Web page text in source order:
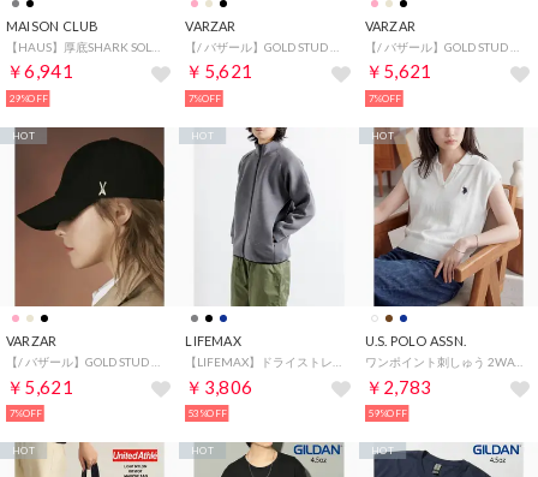
MAISON CLUB
￥6,941
29%OFF
VARZAR
￥5,621
7%OFF
VARZAR
￥5,621
7%OFF
VARZAR
￥5,621
HOT
7%OFF
LIFEMAX
￥3,806
HOT
53%OFF
U.S. POLO ASSN.
ワンポイント刺しゅう 2WAYカラーニットトップス （ホワイト）
￥2,783
HOT
59%OFF
HOT HOT HOT